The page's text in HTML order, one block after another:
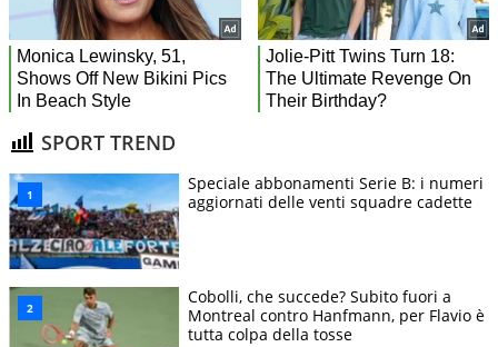
SPORT TREND
Speciale abbonamenti Serie B: i numeri
aggiornati delle venti squadre cadette
Cobolli, che succede? Subito fuori a
Montreal contro Hanfmann, per Flavio è
tutta colpa della tosse